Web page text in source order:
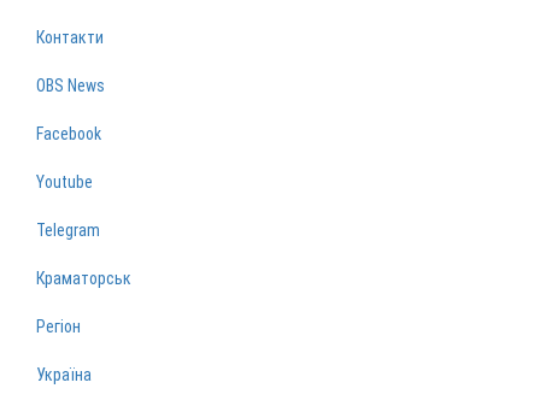
Контакти
OBS News
Facebook
Youtube
Telegram
Краматорськ
Регіон
Україна